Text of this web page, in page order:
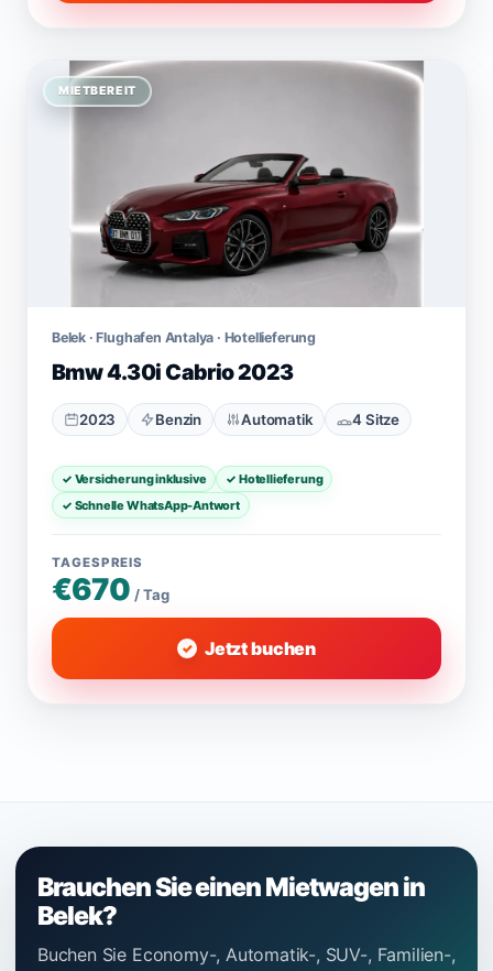
MIETBEREIT
Belek · Flughafen Antalya · Hotellieferung
Bmw 4.30i Cabrio 2023
2023 Benzin Automatik 4 Sitze
✓ Versicherung inklusive
✓ Hotellieferung
✓ Schnelle WhatsApp-Antwort
TAGESPREIS
€670 / Tag
Jetzt buchen
Brauchen Sie einen Mietwagen in
Belek?
Buchen Sie Economy-, Automatik-, SUV-, Familien-,